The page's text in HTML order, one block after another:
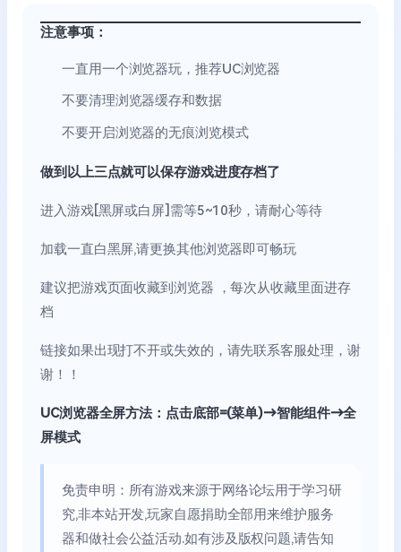
注意事项：
一直用一个浏览器玩，推荐UC浏览器
不要清理浏览器缓存和数据
不要开启浏览器的无痕浏览模式
做到以上三点就可以保存游戏进度存档了
进入游戏[黑屏或白屏]需等5~10秒，请耐心等待
加载一直白黑屏,请更换其他浏览器即可畅玩
建议把游戏页面收藏到浏览器 ，每次从收藏里面进存
档
链接如果出现打不开或失效的，请先联系客服处理，谢
谢！！
UC浏览器全屏方法：点击底部=(菜单)→智能组件→全
屏模式
免责申明：所有游戏来源于网络论坛用于学习研
究,非本站开发,玩家自愿捐助全部用来维护服务
器和做社会公益活动.如有涉及版权问题,请告知